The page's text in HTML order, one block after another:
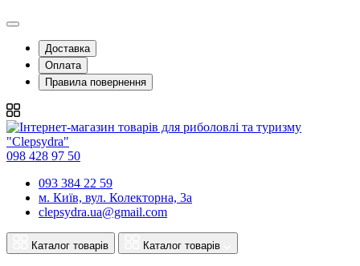
Доставка
Оплата
Правила повернення
098 428 97 50
093 384 22 59
м. Київ, вул. Колекторна, 3а
clepsydra.ua@gmail.com
Каталог товарів Каталог товарів